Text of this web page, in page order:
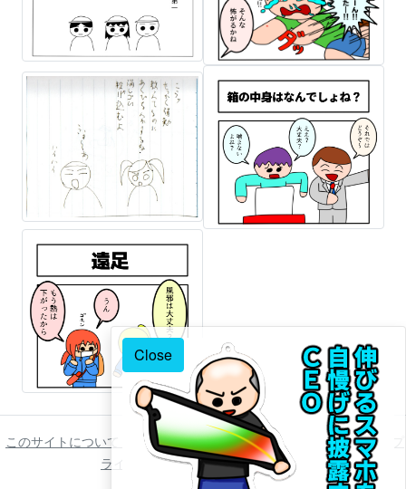
Close
このサイトについて ご利用について 著作権について 免責事項
ライバシーポリシー お問い合わせ